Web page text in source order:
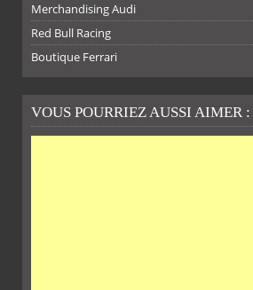
SUR SUR SUR SUR
Merchandising Audi
Red Bull Racing
Boutique Ferrari
VOUS POURRIEZ AUSSI AIMER :